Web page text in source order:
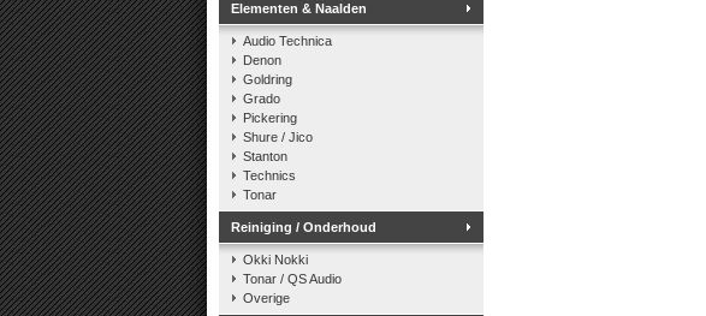
Elementen & Naalden
Audio Technica
Denon
Goldring
Grado
Pickering
Shure / Jico
Stanton
Technics
Tonar
Reiniging / Onderhoud
Okki Nokki
Tonar / QS Audio
Overige